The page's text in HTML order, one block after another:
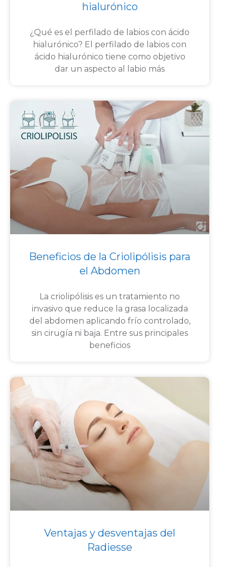
hialurónico
¿Qué es el perfilado de labios con ácido
hialurónico? El perfilado de labios con
ácido hialurónico tiene como objetivo
dar un aspecto al labio más
Beneficios de la Criolipólisis para
el Abdomen
La criolipólisis es un tratamiento no
invasivo que reduce la grasa localizada
del abdomen aplicando frío controlado,
sin cirugía ni baja. Entre sus principales
beneficios
Ventajas y desventajas del
Radiesse